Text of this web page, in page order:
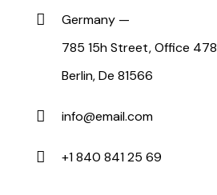
Germany —
785 15h Street, Office 478
Berlin, De 81566
info@email.com
+1 840 841 25 69